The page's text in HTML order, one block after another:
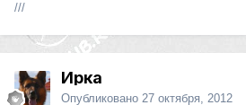
///
Ирка
Опубликовано 27 октября, 2012